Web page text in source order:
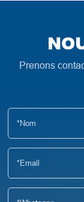
Prenons